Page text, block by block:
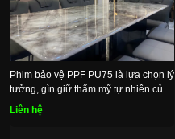
Phim bảo vệ PPF PU75 là lựa chọn lý
tưởng, gìn giữ thẩm mỹ tự nhiên của
mặt đá
Liên hệ